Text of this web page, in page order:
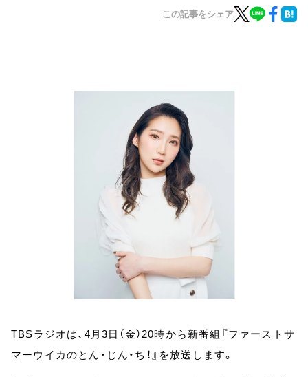
イベント・グッズ
この記事をシェア
TBSラジオは、4月3日（金）20時から新番組『ファーストサ
マーウイカのとん・じん・ち！』を放送します。